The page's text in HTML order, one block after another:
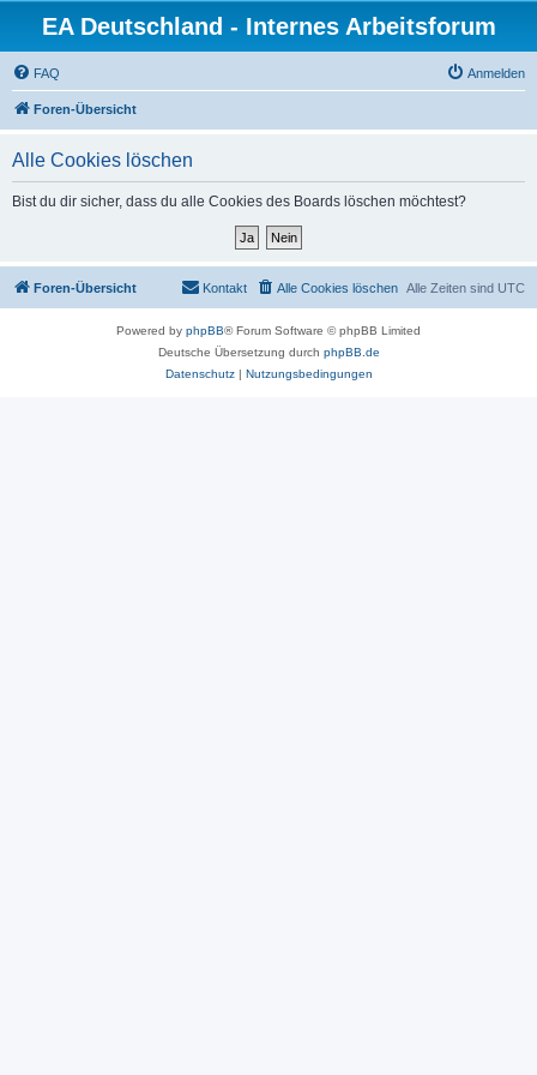
EA Deutschland - Internes Arbeitsforum
FAQ Anmelden
Foren-Übersicht
Alle Cookies löschen
Bist du dir sicher, dass du alle Cookies des Boards löschen möchtest?
Foren-Übersicht Alle Zeiten sind UTC
Alle Cookies löschen
Kontakt
Powered by phpBB® Forum Software © phpBB Limited
Deutsche Übersetzung durch phpBB.de
Datenschutz| Nutzungsbedingungen